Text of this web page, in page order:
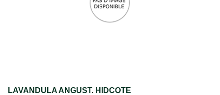
LAVANDULA ANGUST. HIDCOTE